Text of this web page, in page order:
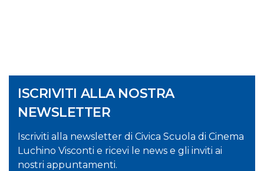
ISCRIVITI ALLA NOSTRA
NEWSLETTER
Iscriviti alla newsletter di Civica Scuola di Cinema
Luchino Visconti e ricevi le news e gli inviti ai
nostri appuntamenti.